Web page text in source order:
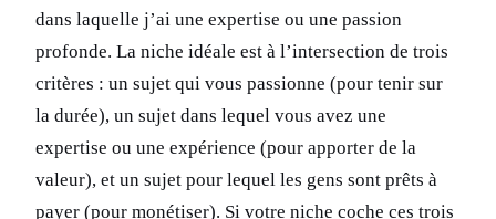
dans laquelle j’ai une expertise ou une passion
profonde. La niche idéale est à l’intersection de trois
critères : un sujet qui vous passionne (pour tenir sur
la durée), un sujet dans lequel vous avez une
expertise ou une expérience (pour apporter de la
valeur), et un sujet pour lequel les gens sont prêts à
payer (pour monétiser). Si votre niche coche ces trois